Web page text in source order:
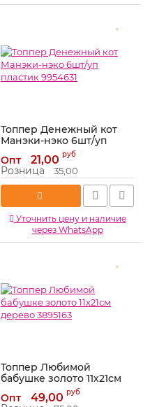
Топпер Денежный кот
Манэки-нэко 6шт/уп
пластик 9954631
Артикул: 9954631
Опт 21,00 руб
Розница 35,00
Уточнить цену и наличие
через WhatsApp
Топпер Любимой
бабушке золото 11х21см
дерево 3895163
Артикул: 3895163
Опт 49,00 руб